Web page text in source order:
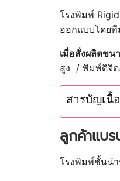
โรงพิมพ์
ออกแบบโดย
เมื่อสั่งผลิตขน
สูง / พิมพ์ดิจิต
สารบัญเนื้
ลูกค้าแบร
โรงพิมพ์ชั้นนำ